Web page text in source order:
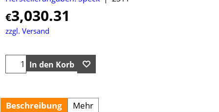
€3,030.31
zzgl. Versand
In den Korb
Beschreibung Mehr